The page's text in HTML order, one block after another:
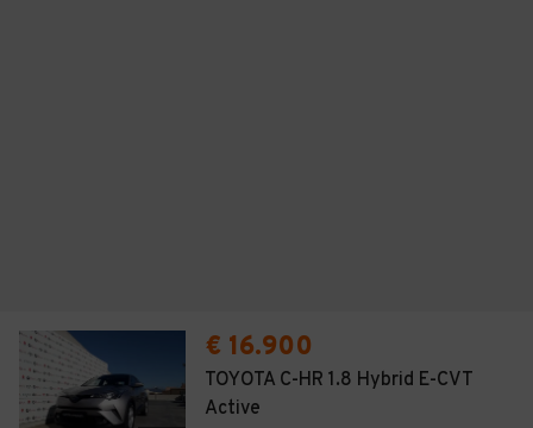
€ 16.900
TOYOTA C-HR 1.8 Hybrid E-CVT
Active